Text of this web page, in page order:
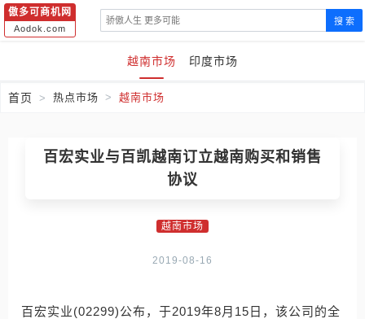
傲多可商机网
Aodok.com
搜 索
越南市场 印度市场
首页 热点市场 越南市场
百宏实业与百凯越南订立越南购买和销售
协议
越南市场
2019-08-16
百宏实业(02299)公布，于2019年8月15日，该公司的全